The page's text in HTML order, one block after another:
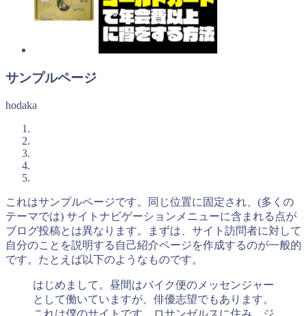
サンプルページ
hodaka
これはサンプルページです。同じ位置に固定され、(多くの
テーマでは) サイトナビゲーションメニューに含まれる点が
ブログ投稿とは異なります。まずは、サイト訪問者に対して
自分のことを説明する自己紹介ページを作成するのが一般的
です。たとえば以下のようなものです。
はじめまして。昼間はバイク便のメッセンジャー
として働いていますが、俳優志望でもあります。